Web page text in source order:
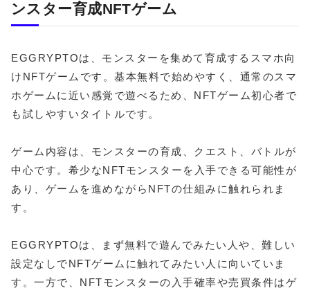
ンスター育成NFTゲーム
EGGRYPTOは、モンスターを集めて育成するスマホ向
けNFTゲームです。基本無料で始めやすく、通常のスマ
ホゲームに近い感覚で遊べるため、NFTゲーム初心者で
も試しやすいタイトルです。
ゲーム内容は、モンスターの育成、クエスト、バトルが
中心です。希少なNFTモンスターを入手できる可能性が
あり、ゲームを進めながらNFTの仕組みに触れられま
す。
EGGRYPTOは、まず無料で遊んでみたい人や、難しい
設定なしでNFTゲームに触れてみたい人に向いていま
す。一方で、NFTモンスターの入手確率や売買条件はゲ